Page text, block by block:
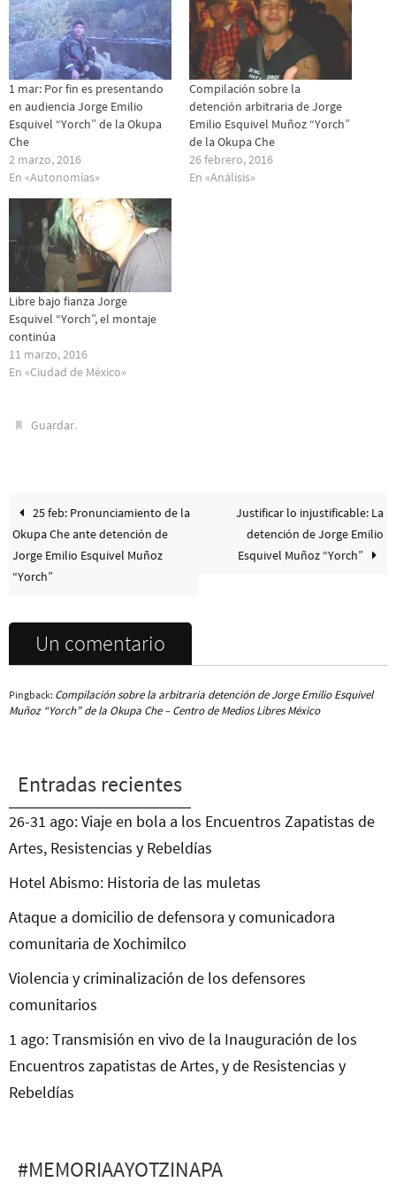
1 mar: Por fin es presentando
en audiencia Jorge Emilio
Esquivel “Yorch” de la Okupa
Che
2 marzo, 2016
En «Autonomías»
Compilación sobre la
detención arbitraria de Jorge
Emilio Esquivel Muñoz “Yorch”
de la Okupa Che
26 febrero, 2016
En «Análisis»
Libre bajo fianza Jorge
Esquivel “Yorch”, el montaje
continúa
11 marzo, 2016
En «Ciudad de México»
Guardar.
25 feb: Pronunciamiento de la
Okupa Che ante detención de
Jorge Emilio Esquivel Muñoz
“Yorch”
Justificar lo injustificable: La
detención de Jorge Emilio
Esquivel Muñoz “Yorch”
Un comentario
Pingback: Compilación sobre la arbitraria detención de Jorge Emilio Esquivel
Muñoz “Yorch” de la Okupa Che – Centro de Medios Libres México
Entradas recientes
26-31 ago: Viaje en bola a los Encuentros Zapatistas de
Artes, Resistencias y Rebeldías
Hotel Abismo: Historia de las muletas
Ataque a domicilio de defensora y comunicadora
comunitaria de Xochimilco
Violencia y criminalización de los defensores
comunitarios
1 ago: Transmisión en vivo de la Inauguración de los
Encuentros zapatistas de Artes, y de Resistencias y
Rebeldías
#MEMORIAAYOTZINAPA